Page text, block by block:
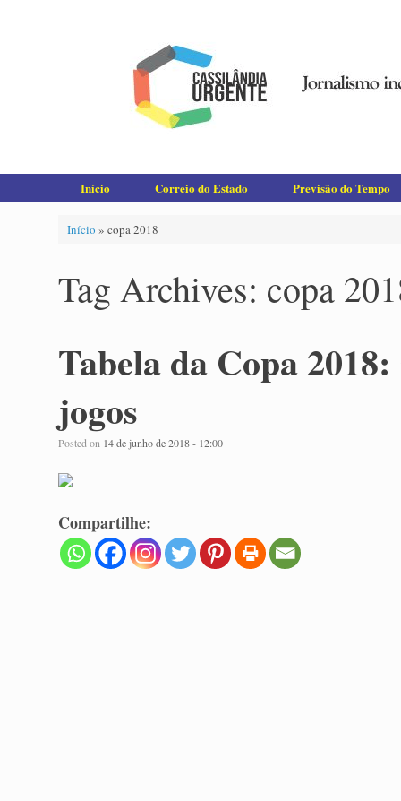
Início Correio do Estado Previsão do Tempo
Início » copa 2018
Tag Archives: copa
Tabela da Copa
jogos
Posted on 14 de junho de 2018 - 12:00
Compartilhe: